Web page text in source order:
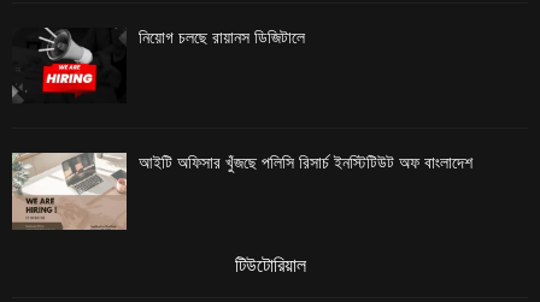
নিয়োগ চলছে রায়ানস ডিজিটালে
আইটি অফিসার খুঁজছে পলিসি রিসার্চ ইনস্টিটিউট অফ বাংলাদেশ
টিউটোরিয়াল